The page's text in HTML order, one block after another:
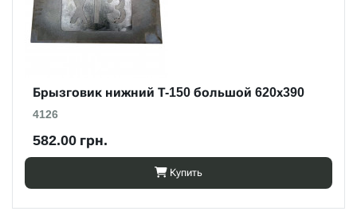
Брызговик нижний Т-150 большой 620х390
4126
582.00 грн.
Купить